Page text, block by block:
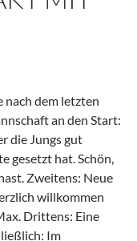
nach dem letzten
an den Start:
die Jungs gut
gesetzt hat. Schön,
Zweitens: Neue
willkommen
Drittens: Eine
Im